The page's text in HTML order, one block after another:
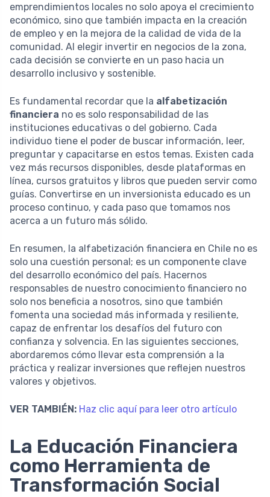
emprendimientos locales no solo apoya el crecimiento
económico, sino que también impacta en la creación
de empleo y en la mejora de la calidad de vida de la
comunidad. Al elegir invertir en negocios de la zona,
cada decisión se convierte en un paso hacia un
desarrollo inclusivo y sostenible.
Es fundamental recordar que la alfabetización
financiera no es solo responsabilidad de las
instituciones educativas o del gobierno. Cada
individuo tiene el poder de buscar información, leer,
preguntar y capacitarse en estos temas. Existen cada
vez más recursos disponibles, desde plataformas en
línea, cursos gratuitos y libros que pueden servir como
guías. Convertirse en un inversionista educado es un
proceso continuo, y cada paso que tomamos nos
acerca a un futuro más sólido.
En resumen, la alfabetización financiera en Chile no es
solo una cuestión personal; es un componente clave
del desarrollo económico del país. Hacernos
responsables de nuestro conocimiento financiero no
solo nos beneficia a nosotros, sino que también
fomenta una sociedad más informada y resiliente,
capaz de enfrentar los desafíos del futuro con
confianza y solvencia. En las siguientes secciones,
abordaremos cómo llevar esta comprensión a la
práctica y realizar inversiones que reflejen nuestros
valores y objetivos.
VER TAMBIÉN: Haz clic aquí para leer otro artículo
La Educación Financiera
como Herramienta de
Transformación Social